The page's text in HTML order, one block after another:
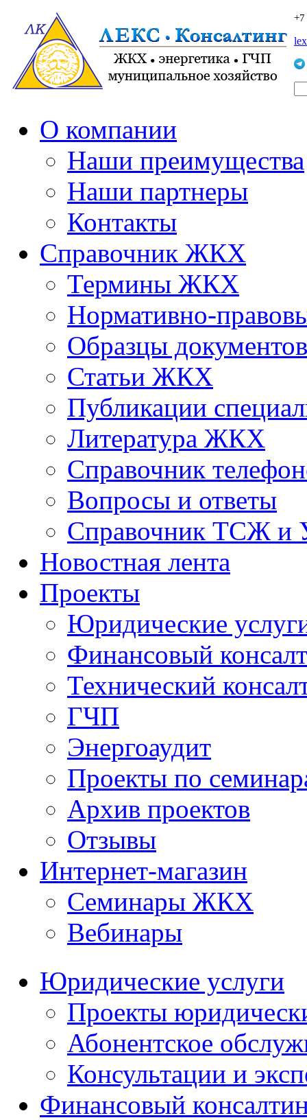
О компании
Наши преимущества
Наши партнеры
Контакты
Справочник ЖКХ
Термины ЖКХ
Нормативно-
Образцы документов
Статьи ЖКХ
Публикации
Литература ЖКХ
Справочник
Вопросы и ответы
Справочник ТСЖ и
Новостная лента
Проекты
Юридические
Финансовый
Технический
ГЧП
Энергоаудит
Проекты по
Архив проектов
Отзывы
Интернет-магазин
Семинары ЖКХ
Вебинары
Юридические услуги
Проекты
Абонентское
Консультации и
Финансовый